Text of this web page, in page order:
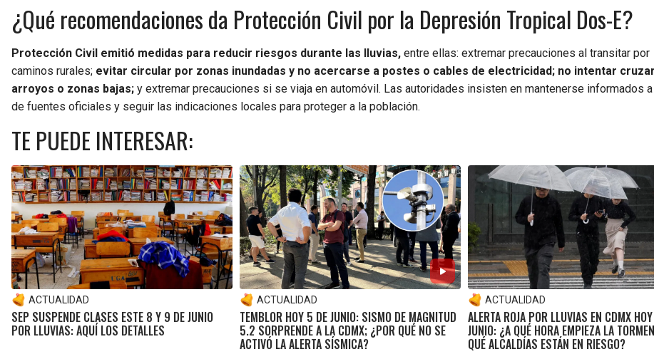
¿Qué recomendaciones da Protección Civil por la Depresión Tropical Dos-E?
Protección Civil emitió medidas para reducir riesgos durante las lluvias, entre ellas: extremar precauciones al transitar por
caminos rurales; evitar circular por zonas inundadas y no acercarse a postes o cables de electricidad; no intentar
arroyos o zonas bajas; y extremar precauciones si se viaja en automóvil. Las autoridades insisten en mantenerse informados
de fuentes oficiales y seguir las indicaciones locales para proteger a la población.
TE PUEDE INTERESAR:
ACTUALIDAD
SEP SUSPENDE CLASES ESTE 8 Y 9 DE JUNIO
POR LLUVIAS: AQUÍ LOS DETALLES
ACTUALIDAD
TEMBLOR HOY 5 DE JUNIO: SISMO DE MAGNITUD
5.2 SORPRENDE A LA CDMX; ¿POR QUÉ NO SE
ACTIVÓ LA ALERTA SÍSMICA?
ACTUALIDAD
ALERTA ROJA POR LLUVIAS EN CDMX
JUNIO: ¿A QUÉ HORA EMPIEZA LA
QUÉ ALCALDÍAS ESTÁN EN RIESGO?